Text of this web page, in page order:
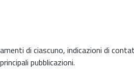
di ciascuno, indicazioni di
pubblicazioni.